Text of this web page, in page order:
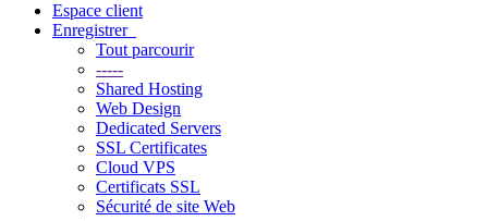
Espace client
Enregistrer
Tout parcourir
-----
Shared Hosting
Web Design
Dedicated Servers
SSL Certificates
Cloud VPS
Certificats SSL
Sécurité de site Web